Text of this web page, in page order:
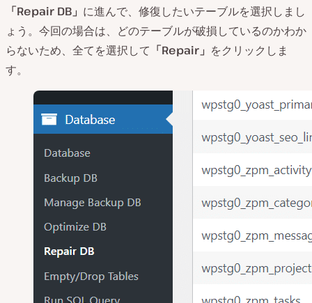
「Repair DB」 に進んで、修復したいテーブルを選択しまし
ょう。今回の場合は、どのテーブルが破損しているのかわか
らないため、全てを選択して 「Repair」 をクリックしま
す。